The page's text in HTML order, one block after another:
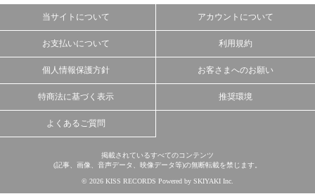
当サイトについて アカウントについて
お支払いについて 利用規約
個人情報保護方針 お客さまへのお願い
特商法に基づく表示 推奨環境
よくあるご質問
掲載されているすべてのコンテンツ
(記事、画像、音声データ、映像データ等)の無断転載を禁じます。
© 2026 KISS RECORDS Powered by SKIYAKI Inc.